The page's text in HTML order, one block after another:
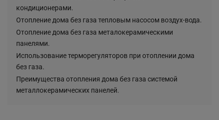
кондиционерами.
Отопление дома без газа тепловым насосом воздух-вода.
Отопление дома без газа металокерамическими
панелями.
Использование терморегуляторов при отоплении дома
без газа.
Преимущества отопления дома без газа системой
металлокерамических панелей.